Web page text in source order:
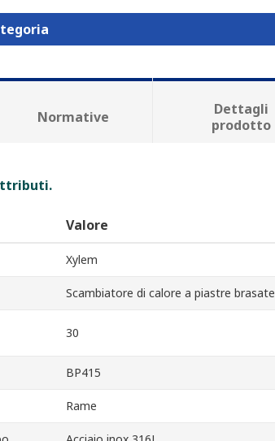
Normative
Dettagli
prodotto
Valore
Xylem
Scambiatore di calore a piastre brasate
30
BP415
Rame